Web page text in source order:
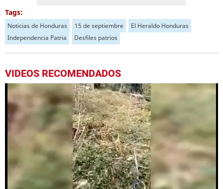
Tags:
Noticias de Honduras 15 de septiembre
El Heraldo Honduras
Independencia Patria
Desfiles patrios
VIDEOS RECOMENDADOS